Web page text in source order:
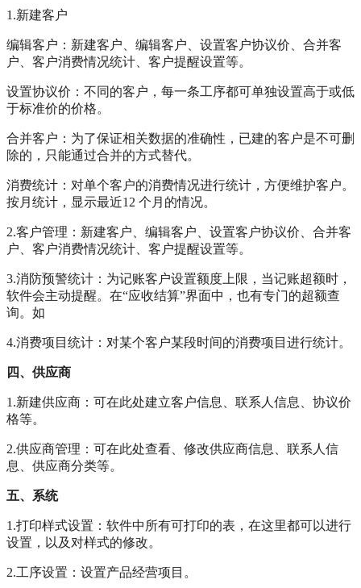
1.新建客户
编辑客户：新建客户、编辑客户、设置客户协议价、合并客
户、客户消费情况统计、客户提醒设置等。
设置协议价：不同的客户，每一条工序都可单独设置高于或低
于标准价的价格。
合并客户：为了保证相关数据的准确性，已建的客户是不可删
除的，只能通过合并的方式替代。
消费统计：对单个客户的消费情况进行统计，方便维护客户。
按月统计，显示最近12 个月的情况。
2.客户管理：新建客户、编辑客户、设置客户协议价、合并客
户、客户消费情况统计、客户提醒设置等。
3.消防预警统计：为记账客户设置额度上限，当记账超额时，
软件会主动提醒。在“应收结算”界面中，也有专门的超额查
询。如
4.消费项目统计：对某个客户某段时间的消费项目进行统计。
四、供应商
1.新建供应商：可在此处建立客户信息、联系人信息、协议价
格等。
2.供应商管理：可在此处查看、修改供应商信息、联系人信
息、供应商分类等。
五、系统
1.打印样式设置：软件中所有可打印的表，在这里都可以进行
设置，以及对样式的修改。
2.工序设置：设置产品经营项目。